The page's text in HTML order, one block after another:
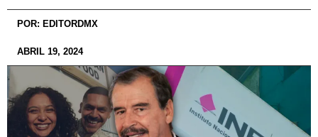
POR: EDITORDMX
ABRIL 19, 2024